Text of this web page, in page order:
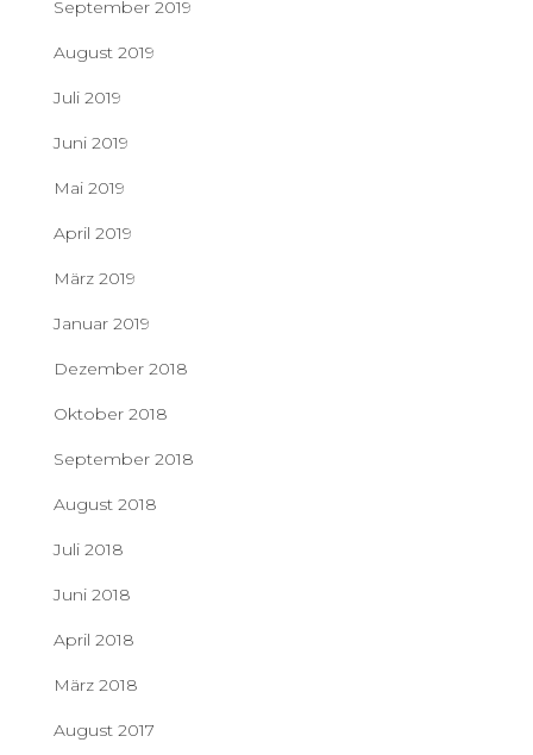
September 2019
August 2019
Juli 2019
Juni 2019
Mai 2019
April 2019
März 2019
Januar 2019
Dezember 2018
Oktober 2018
September 2018
August 2018
Juli 2018
Juni 2018
April 2018
März 2018
August 2017